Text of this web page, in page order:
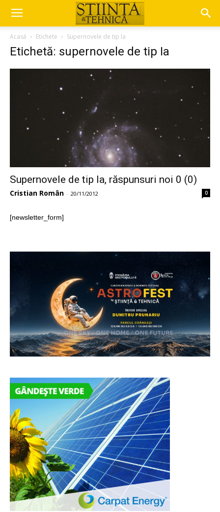
Acasă Etichete Supernovele de tip Ia
Etichetă: supernovele de tip Ia
Supernovele de tip Ia, răspunsuri noi 0 (0)
Cristian Român - 20/11/2012 0
[newsletter_form]